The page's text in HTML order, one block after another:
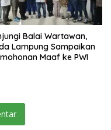
Balai Wartawan,
Lampung Sampaikan
Maaf ke PWI